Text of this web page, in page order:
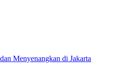
Menyenangkan di Jakarta